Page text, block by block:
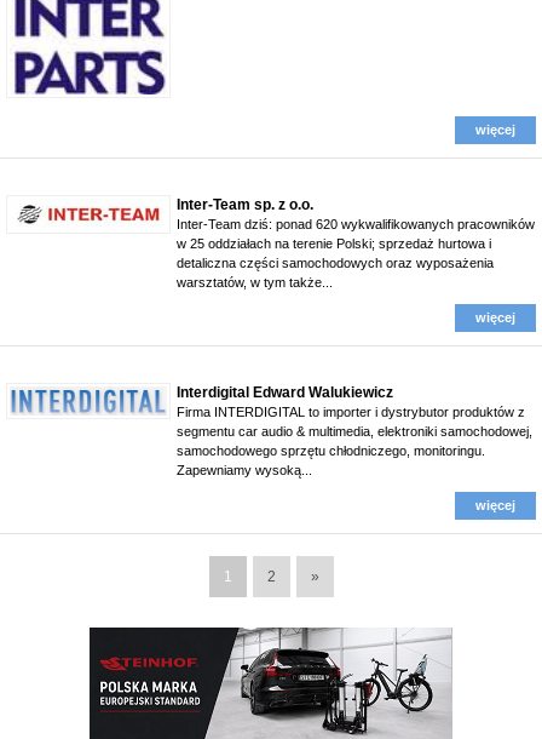
więcej
Inter-Team sp. z o.o.
Inter-Team dziś: ponad 620 wykwalifikowanych pracowników
w 25 oddziałach na terenie Polski; sprzedaż hurtowa i
detaliczna części samochodowych oraz wyposażenia
warsztatów, w tym także...
więcej
Interdigital Edward Walukiewicz
Firma INTERDIGITAL to importer i dystrybutor produktów z
segmentu car audio & multimedia, elektroniki samochodowej,
samochodowego sprzętu chłodniczego, monitoringu.
Zapewniamy wysoką...
więcej
1 2 »